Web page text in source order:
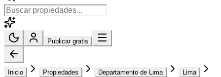
Publicar gratis
Inicio Propiedades Departamento de Lima Lima